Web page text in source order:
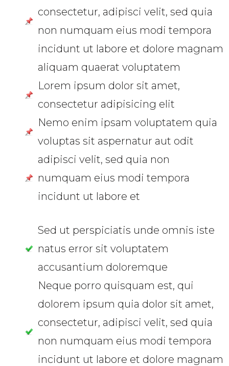
consectetur, adipisci velit, sed quia
non numquam eius modi tempora
incidunt ut labore et dolore magnam
aliquam quaerat voluptatem
Lorem ipsum dolor sit amet,
consectetur adipisicing elit
Nemo enim ipsam voluptatem quia
voluptas sit aspernatur aut odit
adipisci velit, sed quia non
numquam eius modi tempora
incidunt ut labore et
Sed ut perspiciatis unde omnis iste
natus error sit voluptatem
accusantium doloremque
Neque porro quisquam est, qui
dolorem ipsum quia dolor sit amet,
consectetur, adipisci velit, sed quia
non numquam eius modi tempora
incidunt ut labore et dolore magnam